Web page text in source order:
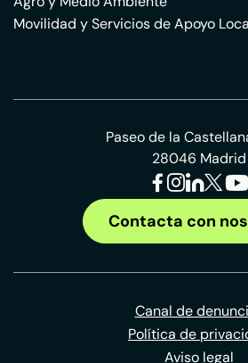
Movilidad y Servicios de Apoyo
Paseo de la
28046 Madrid
Contacta con
Canal de
Política de
Aviso legal